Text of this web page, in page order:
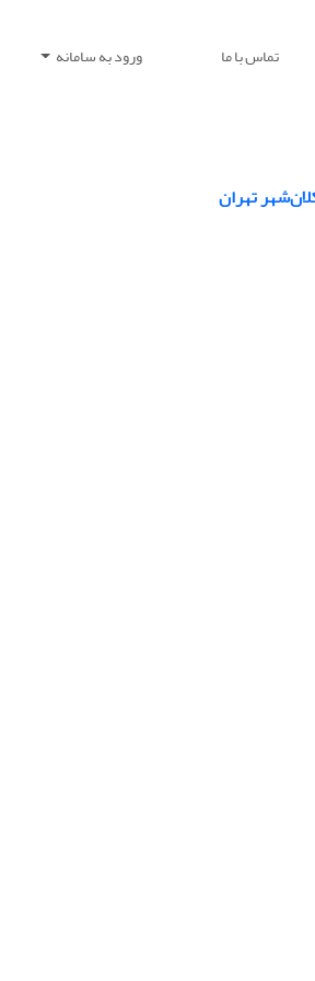
تماس با ما ورود به سامانه